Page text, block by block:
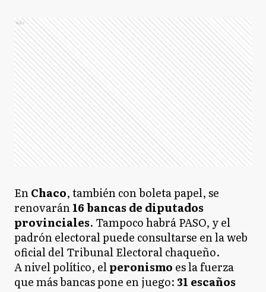
Ads
EnChaco, también con boleta papel, se
renovarán16 bancas de diputados
provinciales. Tampoco habrá PASO, y el
padrón electoral puede consultarse en la web
oficial del Tribunal Electoral chaqueño.
A nivel político, elperonismo es la fuerza
que más bancas pone en juego:31 escaños